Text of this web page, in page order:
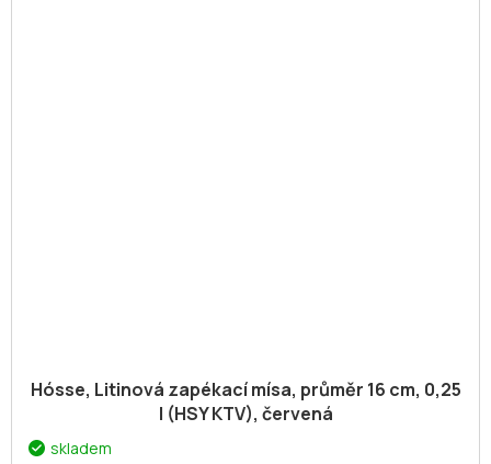
Hósse, Litinová zapékací mísa, průměr 16 cm, 0,25
l (HSY KTV), červená
skladem